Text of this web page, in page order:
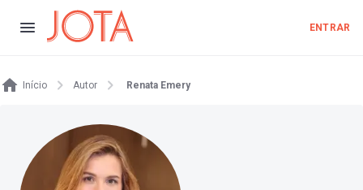
ENTRAR
Início Autor Renata Emery